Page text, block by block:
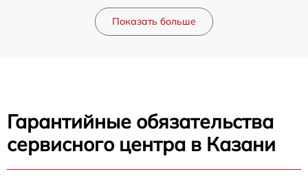
Показать больше
Гарантийные обязательства
сервисного центра в Казани